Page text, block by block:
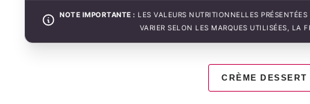
NOTE IMPORTANTE : LES VALEURS NUTRITIONNELLES
VARIER SELON LES MARQUES UTILISÉES, LA
CRÈME DESSERT